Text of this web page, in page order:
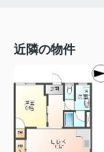
近隣の物件